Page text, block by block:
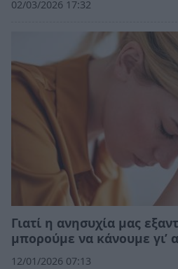
02/03/2026 17:32
Γιατί η ανησυχία μας
μπορούμε να κάνουμε γι’
12/01/2026 07:13